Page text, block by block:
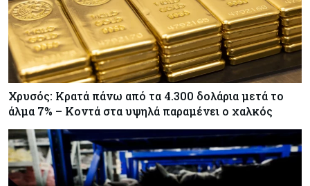
Χρυσός: Κρατά πάνω από τα 4.300 δολάρια μετά το
άλμα 7% – Κοντά στα υψηλά παραμένει ο χαλκός